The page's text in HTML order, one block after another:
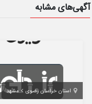
آگهی‌های مشابه
استان خراسان رضوی مشهد